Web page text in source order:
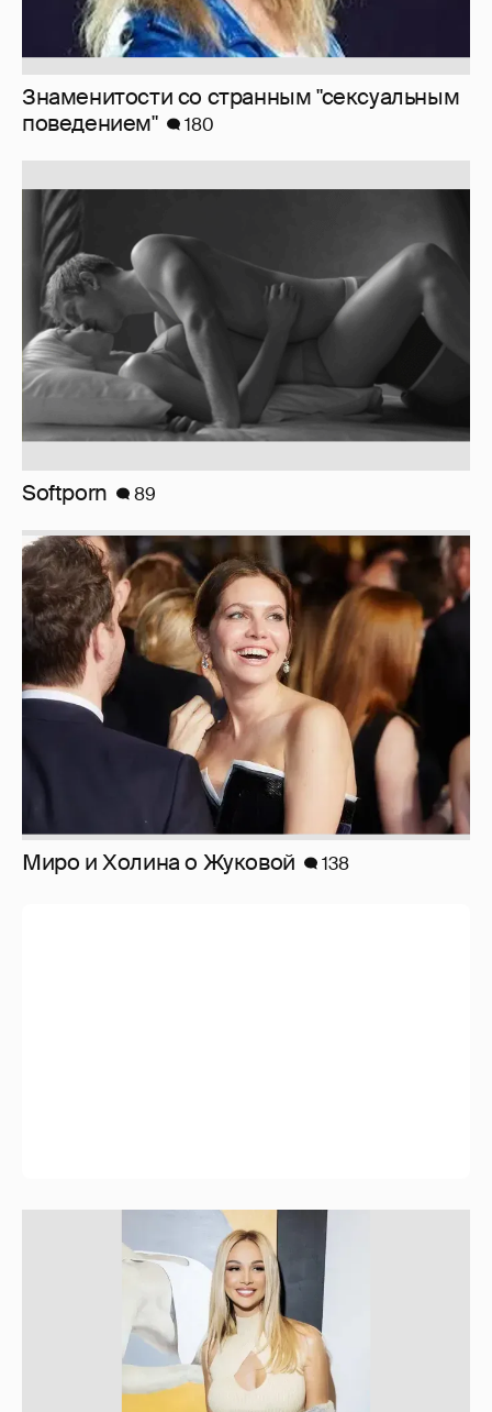
Softporn
Миро и Холина о Жуковой 138
Отзывы о сексе со знаменитыми
мужчинами
273